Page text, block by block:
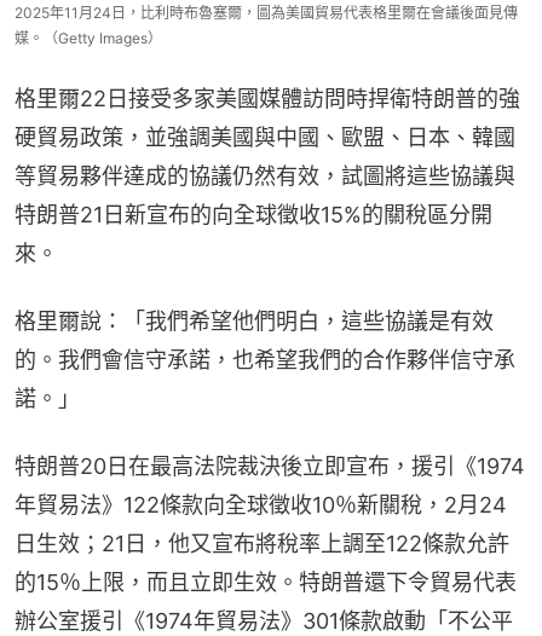
2025年11月24日，比利時布魯塞爾，圖為美國貿易代表格里爾在會議後面見傳
媒。（Getty Images）
格里爾22日接受多家美國媒體訪問時捍衛特朗普的強
硬貿易政策，並強調美國與中國、歐盟、日本、韓國
等貿易夥伴達成的協議仍然有效，試圖將這些協議與
特朗普21日新宣布的向全球徵收15%的關稅區分開
來。
格里爾說：「我們希望他們明白，這些協議是有效
的。我們會信守承諾，也希望我們的合作夥伴信守承
諾。」
特朗普20日在最高法院裁決後立即宣布，援引《1974
年貿易法》122條款向全球徵收10％新關稅，2月24
日生效；21日，他又宣布將稅率上調至122條款允許
的15％上限，而且立即生效。特朗普還下令貿易代表
辦公室援引《1974年貿易法》301條款啟動「不公平